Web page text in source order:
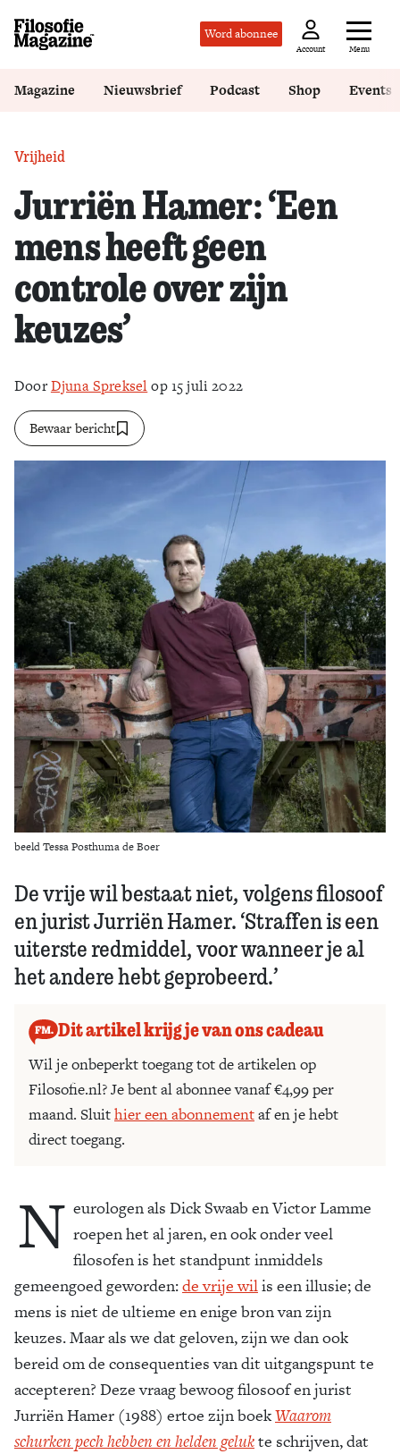
Word abonnee
Account Menu
Magazine Nieuwsbrief Podcast Shop Events
Vrijheid
Jurriën Hamer: ‘Een
mens heeft geen
controle over zijn
keuzes’
DoorDjuna Spreksel op 15 juli 2022
Bewaar bericht
beeld Tessa Posthuma de Boer
De vrije wil bestaat niet, volgens filosoof
en jurist Jurriën Hamer. ‘Straffen is een
uiterste redmiddel, voor wanneer je al
het andere hebt geprobeerd.’
Dit artikel krijg je van ons cadeau
Wil je onbeperkt toegang tot de artikelen op
Filosofie.nl? Je bent al abonnee vanaf €4,99 per
maand. Sluithier een abonnementaf en je hebt
direct toegang.
N eurologen als Dick Swaab en Victor Lamme
roepen het al jaren, en ook onder veel
filosofen is het standpunt inmiddels
gemeengoed geworden:de vrije wilis een illusie; de
mens is niet de ultieme en enige bron van zijn
keuzes. Maar als we dat geloven, zijn we dan ook
bereid om de consequenties van dit uitgangspunt te
accepteren? Deze vraag bewoog filosoof en jurist
Jurriën Hamer (1988) ertoe zijn boekWaarom
schurken pech hebben en helden gelukte schrijven, dat